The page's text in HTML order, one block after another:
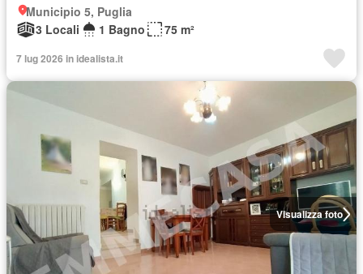
Municipio 5, Puglia
3 Locali
1 Bagno 75 m²
7 lug 2026 in idealista.it
Visualizza foto